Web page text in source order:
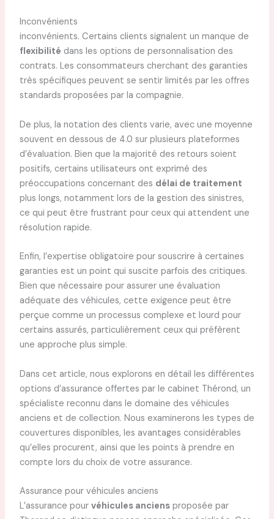
Inconvénients
inconvénients. Certains clients signalent un manque de
flexibilité dans les options de personnalisation des
contrats. Les consommateurs cherchant des garanties
très spécifiques peuvent se sentir limités par les offres
standards proposées par la compagnie.
De plus, la notation des clients varie, avec une moyenne
souvent en dessous de 4.0 sur plusieurs plateformes
d’évaluation. Bien que la majorité des retours soient
positifs, certains utilisateurs ont exprimé des
préoccupations concernant des délai de traitement
plus longs, notamment lors de la gestion des sinistres,
ce qui peut être frustrant pour ceux qui attendent une
résolution rapide.
Enfin, l’expertise obligatoire pour souscrire à certaines
garanties est un point qui suscite parfois des critiques.
Bien que nécessaire pour assurer une évaluation
adéquate des véhicules, cette exigence peut être
perçue comme un processus complexe et lourd pour
certains assurés, particulièrement ceux qui préfèrent
une approche plus simple.
Dans cet article, nous explorons en détail les différentes
options d’assurance offertes par le cabinet Thérond, un
spécialiste reconnu dans le domaine des véhicules
anciens et de collection. Nous examinerons les types de
couvertures disponibles, les avantages considérables
qu’elles procurent, ainsi que les points à prendre en
compte lors du choix de votre assurance.
Assurance pour véhicules anciens
L’assurance pour véhicules anciensproposée par